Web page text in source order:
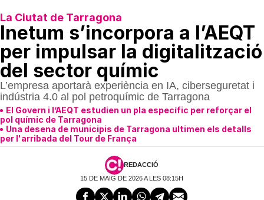
La Ciutat de Tarragona
Inetum s’incorpora a l’AEQT
per impulsar la digitalització
del sector químic
L’empresa aportarà experiència en IA, ciberseguretat i
indústria 4.0 al pol petroquímic de Tarragona
El Govern i l’AEQT estudien un pla específic per reforçar el
pol químic de Tarragona
Una desena de municipis de Tarragona ultimen els detalls
per l'arribada del Tour de França
REDACCIÓ
15 DE MAIG DE 2026 A LES 08:15H